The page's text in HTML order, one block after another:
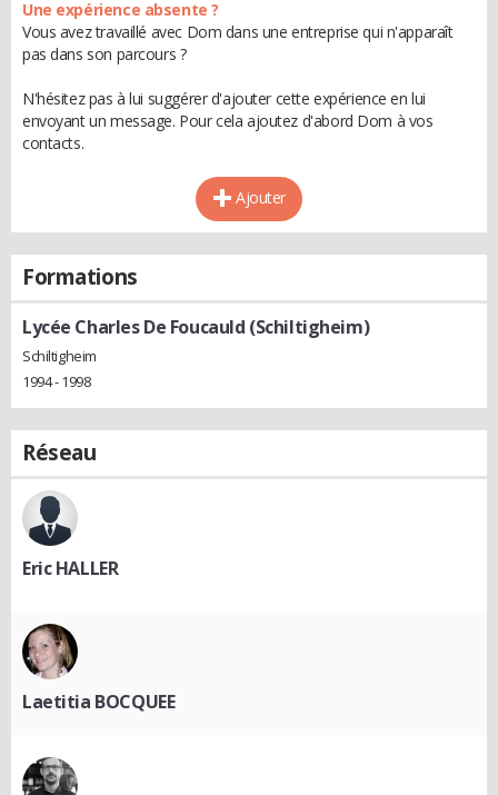
Une expérience absente ?
Vous avez travaillé avec Dom dans une entreprise qui n'apparaît
pas dans son parcours ?
N'hésitez pas à lui suggérer d'ajouter cette expérience en lui
envoyant un message. Pour cela ajoutez d'abord Dom à vos
contacts.
Ajouter
Formations
Lycée Charles De Foucauld (Schiltigheim)
Schiltigheim
1994 - 1998
Réseau
Eric HALLER
Laetitia BOCQUEE